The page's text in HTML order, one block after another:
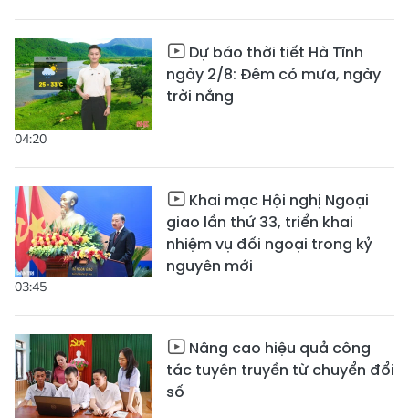
04:20
Dự báo thời tiết Hà Tĩnh
ngày 2/8: Đêm có mưa, ngày
trời nắng
03:45
Khai mạc Hội nghị Ngoại
giao lần thứ 33, triển khai
nhiệm vụ đối ngoại trong kỷ
nguyên mới
Nâng cao hiệu quả công
tác tuyên truyền từ chuyển đổi
số